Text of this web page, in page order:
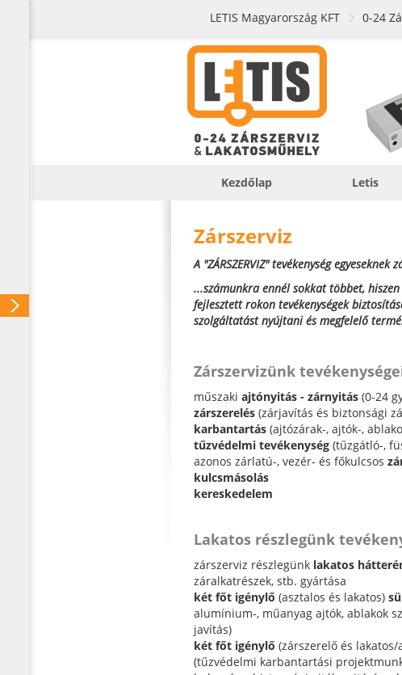
LETIS Magyarország KFT 0-24
Kezdőlap Letis
Zárszerviz
A "ZÁRSZERVIZ" tevékenység
...számunkra ennél sokkat többet,
fejlesztett rokon tevékenységek
szolgáltatást nyújtani és megfelelő
Zárszervizünk
műszaki ajtónyitás - zárnyitás (0-24
zárszerelés (zárjavítás és biztonsági
karbantartás (ajtózárak-, ajtók-,
tűzvédelmi tevékenység (tűzgátló-,
azonos zárlatú-, vezér- és főkulcsos
kulcsmásolás
kereskedelem
Lakatos részlegünk
zárszerviz részlegünk lakatos
záralkatrészek, stb. gyártása
két főt igénylő (asztalos és lakatos)
alumínium-, műanyag ajtók, ablakok
javítás)
két főt igénylő (zárszerelő és lakatos/
(tűzvédelmi karbantartási